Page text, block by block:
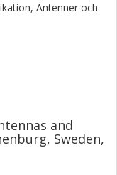
Antenner och
and
Sweden,